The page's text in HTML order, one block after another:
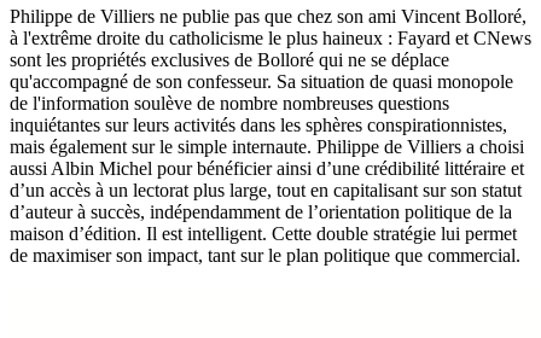
Philippe de Villiers ne publie pas que chez son ami Vincent Bolloré,
à l'extrême droite du catholicisme le plus haineux : Fayard et CNews
sont les propriétés exclusives de Bolloré qui ne se déplace
qu'accompagné de son confesseur. Sa situation de quasi monopole
de l'information soulève de nombre nombreuses questions
inquiétantes sur leurs activités dans les sphères conspirationnistes,
mais également sur le simple internaute. Philippe de Villiers a choisi
aussi Albin Michel pour bénéficier ainsi d’une crédibilité littéraire et
d’un accès à un lectorat plus large, tout en capitalisant sur son statut
d’auteur à succès, indépendamment de l’orientation politique de la
maison d’édition. Il est intelligent. Cette double stratégie lui permet
de maximiser son impact, tant sur le plan politique que commercial.